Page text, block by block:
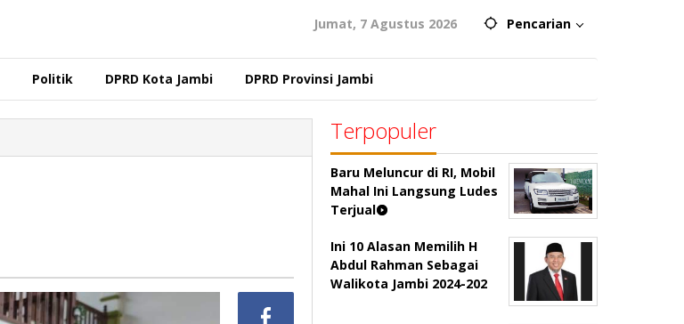
Jumat, 7 Agustus 2026 Pencarian
Politik DPRD Kota Jambi DPRD Provinsi Jambi
Terpopuler
Baru Meluncur di RI, Mobil
Mahal Ini Langsung Ludes
Terjual
Ini 10 Alasan Memilih H
Abdul Rahman Sebagai
Walikota Jambi 2024-202